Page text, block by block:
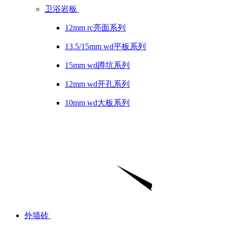
卫浴岩板
12mm rc亮面系列
13.5/15mm wd平板系列
15mm wd蹲坑系列
12mm wd开孔系列
10mm wd大板系列
外墙砖